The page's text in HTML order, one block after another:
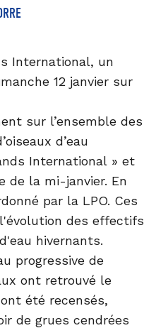
International, un
12 janvier sur
sur l’ensemble des
d’eau
International » et
de la mi-janvier. En
par la LPO. Ces
des effectifs
hivernants.
progressive de
ont retrouvé le
été recensés,
de grues cendrées